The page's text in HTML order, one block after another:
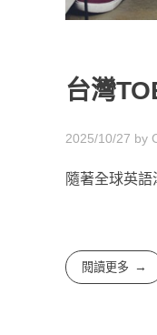
台灣
2025/10/27 by
隨著全球英
閱讀更多